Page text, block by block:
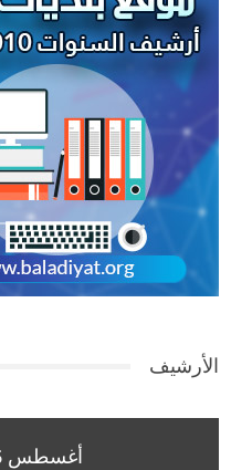
الأرشيف
أغسطس 2026